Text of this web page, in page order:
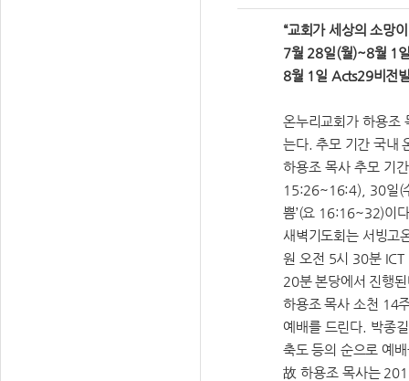
“교회가 세상의 소망
7월 28일(월)~8월 1일
8월 1일 Acts29비전
온누리교회가 하용조
는다. 추모 기간 국내
하용조 목사 추모 기
15:26~16:4), 30일(
쁨’(요 16:16~32)이
새벽기도회는 서빙고
원 오전 5시 30분
20분 본당에서 진행
하용조 목사 소천 14
예배를 드린다. 박종
축도 등의 순으로 예
故 하용조 목사는